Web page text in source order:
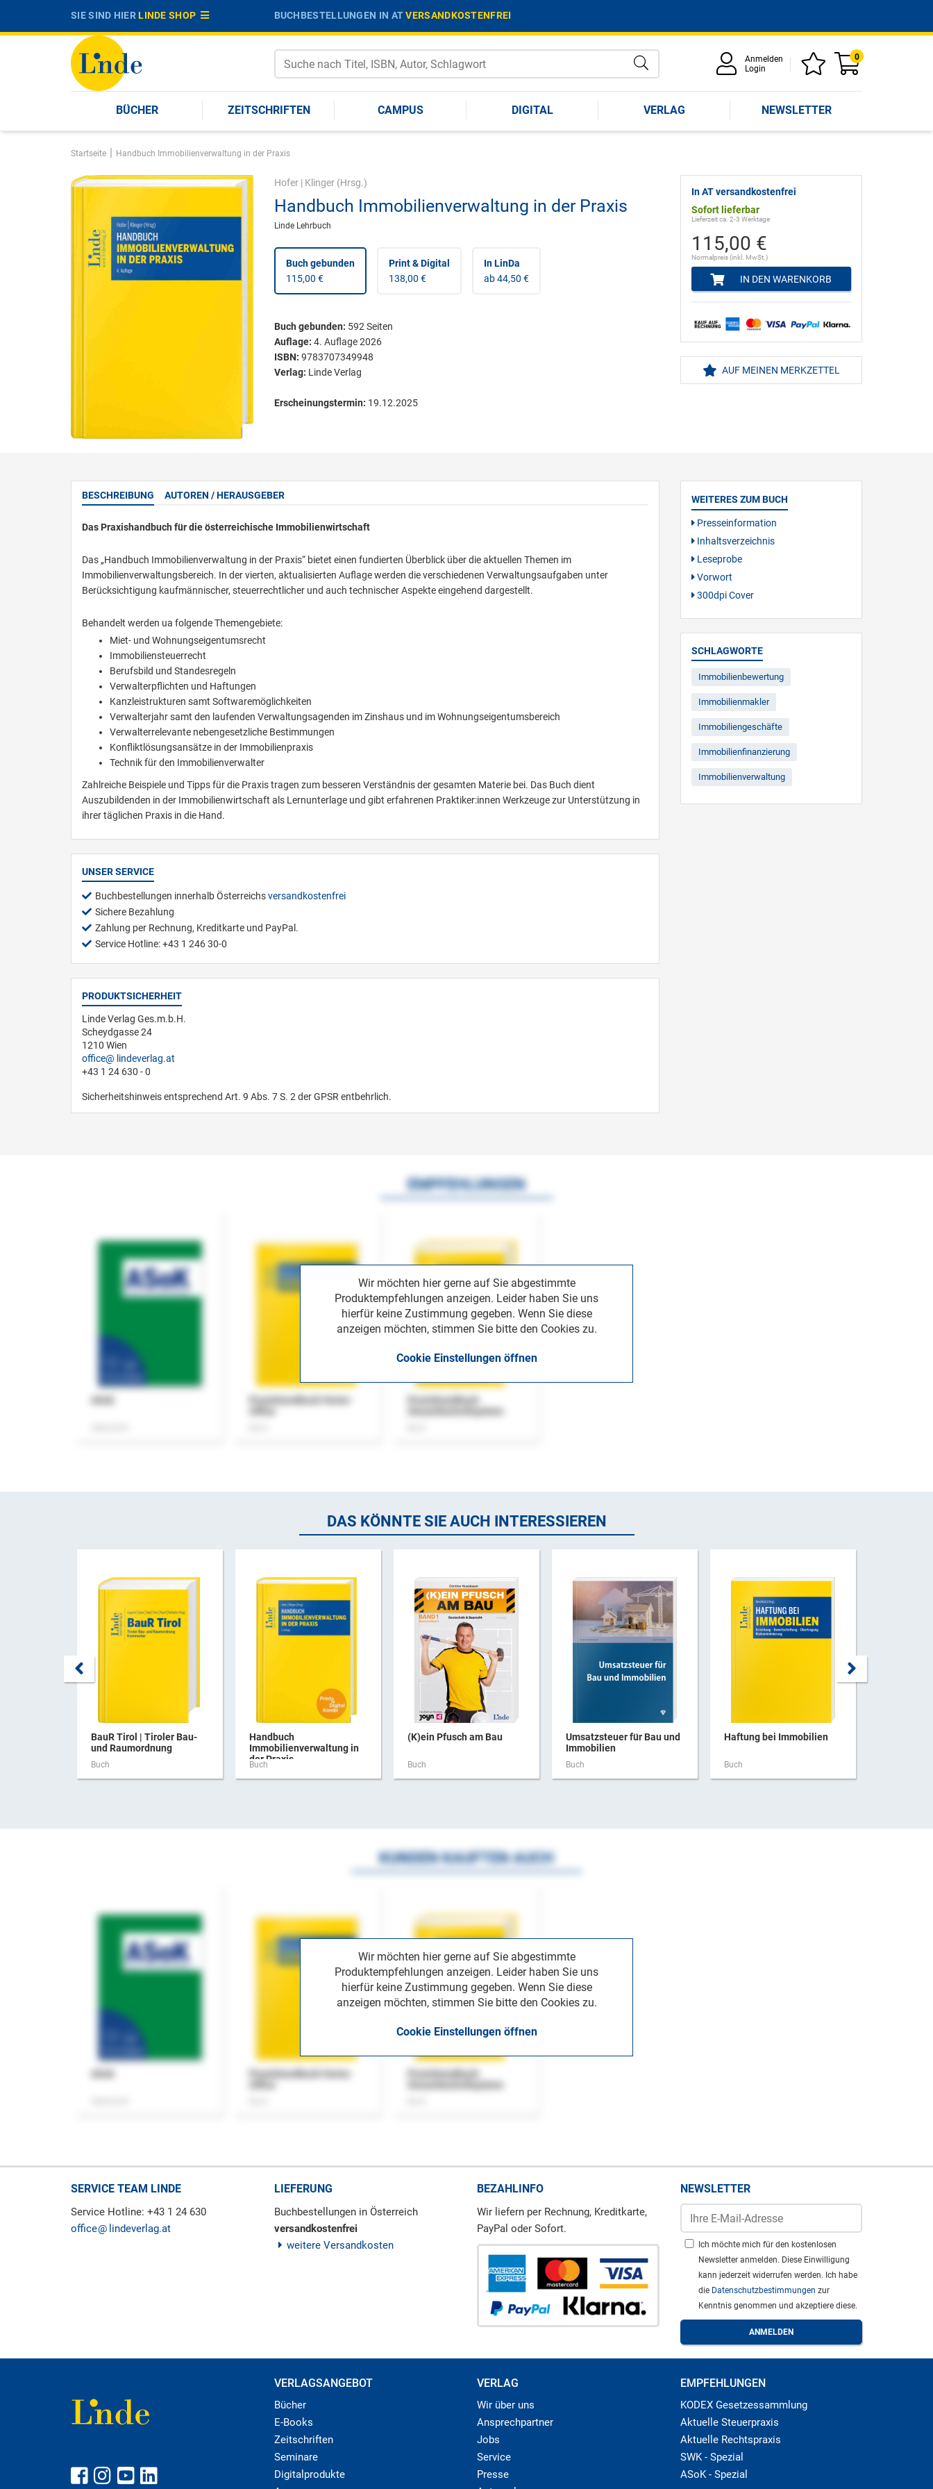
SIE SIND HIERLINDE SHOP BUCHBESTELLUNGEN IN ATVERSANDKOSTENFREI
Anmelden
Login
0
BÜCHER ZEITSCHRIFTEN CAMPUS DIGITAL VERLAG NEWSLETTER
Startseite | Handbuch Immobilienverwaltung in der Praxis
Hofer| Klinger(Hrsg.)
Handbuch Immobilienverwaltung in der Praxis
Linde Lehrbuch
Buch gebunden
115,00 €
Print & Digital
138,00 €
In LinDa
ab 44,50 €
Buch gebunden: 592 Seiten
Auflage: 4. Auflage 2026
ISBN: 9783707349948
Verlag: Linde Verlag
Erscheinungstermin: 19.12.2025
In AT versandkostenfrei
Sofort lieferbar
Lieferzeit ca. 2-3 Werktage
115,00 €
Normalpreis (inkl. MwSt.)
IN DEN WARENKORB
AUF MEINEN MERKZETTEL
BESCHREIBUNG AUTOREN / HERAUSGEBER
Das Praxishandbuch für die österreichische Immobilienwirtschaft
Das „Handbuch Immobilienverwaltung in der Praxis“ bietet einen fundierten Überblick über die aktuellen Themen im
Immobilienverwaltungsbereich. In der vierten, aktualisierten Auflage werden die verschiedenen Verwaltungsaufgaben unter
Berücksichtigung kaufmännischer, steuerrechtlicher und auch technischer Aspekte eingehend dargestellt.
Behandelt werden ua folgende Themengebiete:
Miet- und Wohnungseigentumsrecht
Immobiliensteuerrecht
Berufsbild und Standesregeln
Verwalterpflichten und Haftungen
Kanzleistrukturen samt Softwaremöglichkeiten
Verwalterjahr samt den laufenden Verwaltungsagenden im Zinshaus und im Wohnungseigentumsbereich
Verwalterrelevante nebengesetzliche Bestimmungen
Konfliktlösungsansätze in der Immobilienpraxis
Technik für den Immobilienverwalter
Zahlreiche Beispiele und Tipps für die Praxis tragen zum besseren Verständnis der gesamten Materie bei. Das Buch dient
Auszubildenden in der Immobilienwirtschaft als Lernunterlage und gibt erfahrenen Praktiker:innen Werkzeuge zur Unterstützung in
ihrer täglichen Praxis in die Hand.
UNSER SERVICE
Buchbestellungen innerhalb Österreichsversandkostenfrei
Sichere Bezahlung
Zahlung per Rechnung, Kreditkarte und PayPal.
Service Hotline: +43 1 246 30-0
PRODUKTSICHERHEIT
Linde Verlag Ges.m.b.H.
Scheydgasse 24
1210 Wien
office
lindeverlag.at
+43 1 24 630 - 0
Sicherheitshinweis entsprechend Art. 9 Abs. 7 S. 2 der GPSR entbehrlich.
WEITERES ZUM BUCH
Presseinformation
Inhaltsverzeichnis
Leseprobe
Vorwort
300dpi Cover
SCHLAGWORTE
Immobilienbewertung
Immobilienmakler
Immobiliengeschäfte
Immobilienfinanzierung
Immobilienverwaltung
Wir möchten hier gerne auf Sie abgestimmte
Produktempfehlungen anzeigen. Leider haben Sie uns
hierfür keine Zustimmung gegeben. Wenn Sie diese
anzeigen möchten, stimmen Sie bitte den Cookies zu.
Cookie Einstellungen öffnen
EMPFEHLUNGEN
Praxishandbuch Home-
Praxishandbuch
DAS KÖNNTE SIE AUCH INTERESSIEREN
BauR Tirol | Tiroler Bau-
und Raumordnung
Buch
Handbuch
Immobilienverwaltung in
der Praxis ...
Buch
(K)ein Pfusch am Bau
Buch
Umsatzsteuer für Bau und
Immobilien
Buch
Haftung bei Immobilien
Buch
Wir möchten hier gerne auf Sie abgestimmte
Produktempfehlungen anzeigen. Leider haben Sie uns
hierfür keine Zustimmung gegeben. Wenn Sie diese
anzeigen möchten, stimmen Sie bitte den Cookies zu.
Cookie Einstellungen öffnen
KUNDEN KAUFTEN AUCH
Praxishandbuch Home-
Praxishandbuch
SERVICE TEAM LINDE
Service Hotline: +43 1 24 630
office
lindeverlag.at
LIEFERUNG
Buchbestellungen in Österreich
versandkostenfrei
weitere Versandkosten
BEZAHLINFO
Wir liefern per Rechnung, Kreditkarte,
PayPal oder Sofort.
NEWSLETTER
Ich möchte mich für den kostenlosen
Newsletter anmelden. Diese Einwilligung
kann jederzeit widerrufen werden. Ich habe
die Datenschutzbestimmungen zur
Kenntnis genommen und akzeptiere diese.
VERLAGSANGEBOT
Bücher
E-Books
Zeitschriften
Seminare
Digitalprodukte
VERLAG
Wir über uns
Ansprechpartner
Jobs
Service
Presse
EMPFEHLUNGEN
KODEX Gesetzessammlung
Aktuelle Steuerpraxis
Aktuelle Rechtspraxis
SWK - Spezial
ASoK - Spezial